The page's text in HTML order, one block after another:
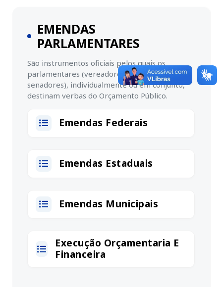
EMENDAS
PARLAMENTARES
São instrumentos oficiais pelos quais os
parlamentares (vereadores, deputados e
senadores), individualmente ou em conjunto,
destinam verbas do Orçamento Público.
Emendas Federais
Emendas Estaduais
Emendas Municipais
Execução Orçamentaria E
Financeira